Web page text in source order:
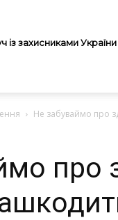
із захисниками України
Не забуваймо про
про